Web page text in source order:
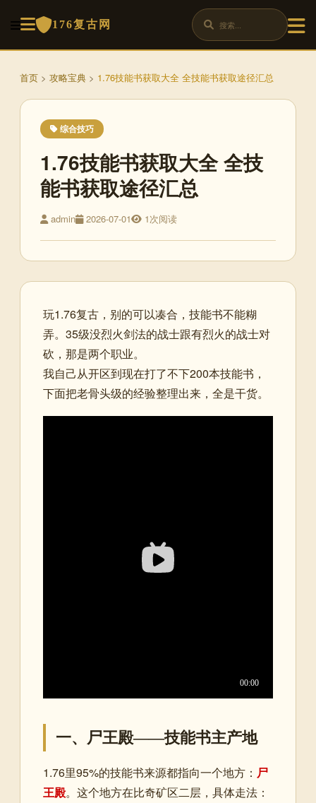
176复古网
首页 > 攻略宝典 > 1.76技能书获取大全 全技能书获取途径汇总
综合技巧
1.76技能书获取大全 全技
能书获取途径汇总
admin 2026-07-01 1次阅读
玩1.76复古，别的可以凑合，技能书不能糊
弄。35级没烈火剑法的战士跟有烈火的战士对
砍，那是两个职业。
我自己从开区到现在打了不下200本技能书，
下面把老骨头级的经验整理出来，全是干货。
一、尸王殿——技能书主产地
1.76里95%的技能书来源都指向一个地方： 尸
王殿。这个地方在比奇矿区二层，具体走法：